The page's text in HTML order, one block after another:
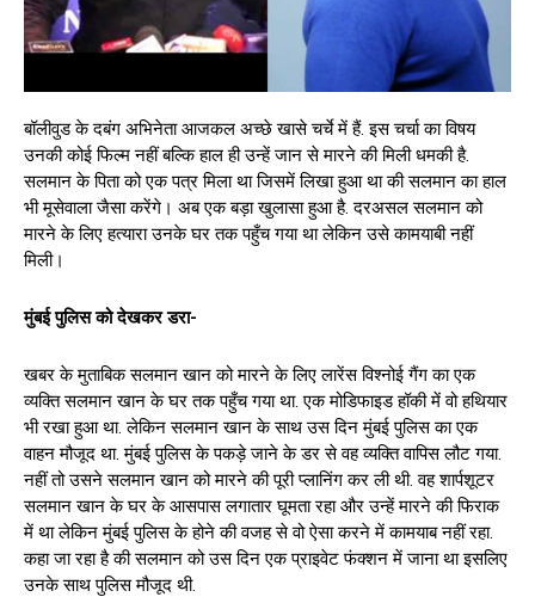
बॉलीवुड के दबंग अभिनेता आजकल अच्छे खासे चर्चे में हैं. इस चर्चा का विषय
उनकी कोई फिल्म नहीं बल्कि हाल ही उन्हें जान से मारने की मिली धमकी है.
सलमान के पिता को एक पत्र मिला था जिसमें लिखा हुआ था की सलमान का हाल
भी मूसेवाला जैसा करेंगे। अब एक बड़ा खुलासा हुआ है. दरअसल सलमान को
मारने के लिए हत्यारा उनके घर तक पहुँच गया था लेकिन उसे कामयाबी नहीं
मिली।
मुंबई पुलिस को देखकर डरा-
खबर के मुताबिक सलमान खान को मारने के लिए लारेंस विश्नोई गैंग का एक
व्यक्ति सलमान खान के घर तक पहुँच गया था. एक मोडिफाइड हॉकी में वो हथियार
भी रखा हुआ था. लेकिन सलमान खान के साथ उस दिन मुंबई पुलिस का एक
वाहन मौजूद था. मुंबई पुलिस के पकड़े जाने के डर से वह व्यक्ति वापिस लौट गया.
नहीं तो उसने सलमान खान को मारने की पूरी प्लानिंग कर ली थी. वह शार्पशूटर
सलमान खान के घर के आसपास लगातार घूमता रहा और उन्हें मारने की फिराक
में था लेकिन मुंबई पुलिस के होने की वजह से वो ऐसा करने में कामयाब नहीं रहा.
कहा जा रहा है की सलमान को उस दिन एक प्राइवेट फंक्शन में जाना था इसलिए
उनके साथ पुलिस मौजूद थी.